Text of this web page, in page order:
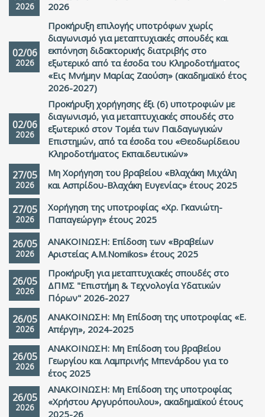
2026
2026
02/06
2026
Προκήρυξη επιλογής υποτρόφων χωρίς
διαγωνισμό για μεταπτυχιακές σπουδές και
εκπόνηση διδακτορικής διατριβής στο
εξωτερικό από τα έσοδα του Κληροδοτήματος
«Εις Μνήμην Μαρίας Ζαούση» (ακαδημαϊκό έτος
2026-2027)
02/06
2026
Προκήρυξη χορήγησης έξι (6) υποτροφιών με
διαγωνισμό, για μεταπτυχιακές σπουδές στο
εξωτερικό στον Τομέα των Παιδαγωγικών
Επιστημών, από τα έσοδα του «Θεοδωρίδειου
Κληροδοτήματος Εκπαιδευτικών»
27/05
2026
Μη Χορήγηση του βραβείου «Βλαχάκη Μιχάλη
και Ασπρίδου-Βλαχάκη Ευγενίας» έτους 2025
27/05
2026
Χορήγηση της υποτροφίας «Χρ. Γκανιώτη-
Παπαγεώργη» έτους 2025
26/05
2026
ΑΝΑΚΟΙΝΩΣΗ: Επίδοση των «Βραβείων
Αριστείας Α.Μ.Nomikos» έτους 2025
26/05
2026
Προκήρυξη για μεταπτυχιακές σπουδές στο
ΔΠΜΣ "Επιστήμη & Τεχνολογία Υδατικών
Πόρων" 2026-2027
26/05
2026
ΑΝΑΚΟΙΝΩΣΗ: Μη Επίδοση της υποτροφίας «Ε.
Απέργη», 2024-2025
26/05
2026
ΑΝΑΚΟΙΝΩΣΗ: Μη Επίδοση του βραβείου
Γεωργίου και Λαμπρινής Μπενάρδου για το
έτος 2025
26/05
2026
ΑΝΑΚΟΙΝΩΣΗ: Μη Επίδοση της υποτροφίας
«Χρήστου Αργυρόπουλου», ακαδημαϊκού έτους
2025-26